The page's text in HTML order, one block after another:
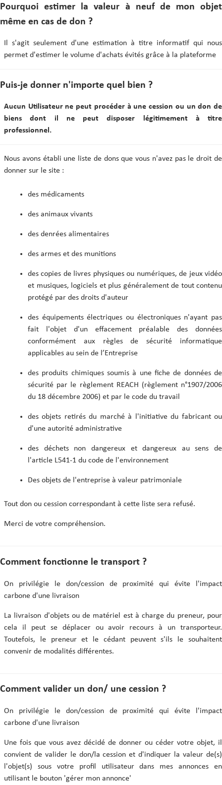
Pourquoi estimer la valeur à neuf de mon objet
même en cas de don ?
Il s'agit seulement d'une estimation à titre informatif qui nous
permet d'estimer le volume d'achats évités grâce à la plateforme
Puis-je donner n'importe quel bien ?
Aucun Utilisateur ne peut procéder à une cession ou un don de
biens dont il ne peut disposer légitimement à titre
professionnel.
Nous avons établi une liste de dons que vous n'avez pas le droit de
donner sur le site :
des médicaments
des animaux vivants
des denrées alimentaires
des armes et des munitions
des copies de livres physiques ou numériques, de jeux vidéo
et musiques, logiciels et plus généralement de tout contenu
protégé par des droits d'auteur
des équipements électriques ou électroniques n'ayant pas
fait l'objet d'un effacement préalable des données
conformément aux règles de sécurité informatique
applicables au sein de l’Entreprise
des produits chimiques soumis à une fiche de données de
sécurité par le règlement REACH (règlement n°1907/2006
du 18 décembre 2006) et par le code du travail
des objets retirés du marché à l'initiative du fabricant ou
d'une autorité administrative
des déchets non dangereux et dangereux au sens de
l'article L541-1 du code de l'environnement
Des objets de l'entreprise à valeur patrimoniale
Tout don ou cession correspondant à cette liste sera refusé.
Merci de votre compréhension.
Comment fonctionne le transport ?
On privilégie le don/cession de proximité qui évite l'impact
carbone d'une livraison
La livraison d'objets ou de matériel est à charge du preneur, pour
cela il peut se déplacer ou avoir recours à un transporteur.
Toutefois, le preneur et le cédant peuvent s'ils le souhaitent
convenir de modalités différentes.
Comment valider un don/ une cession ?
On privilégie le don/cession de proximité qui évite l'impact
carbone d'une livraison
Une fois que vous avez décidé de donner ou céder votre objet, il
convient de valider le don/la cession et d'indiquer la valeur de(s)
l'objet(s) sous votre profil utilisateur dans mes annonces en
utilisant le bouton 'gérer mon annonce'